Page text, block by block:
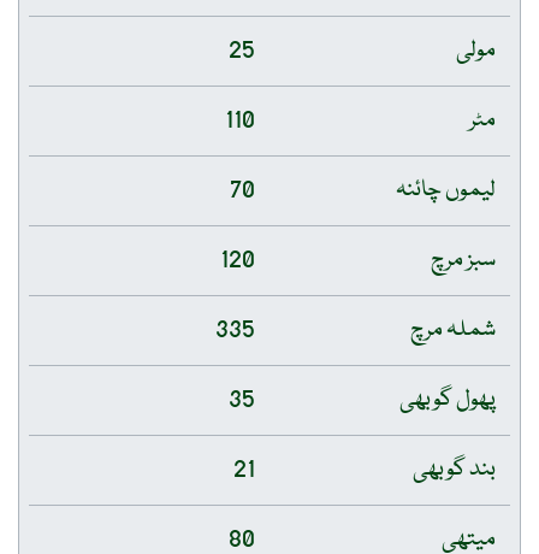
مولی
25
مٹر
110
لیموں چائنہ
70
سبز مرچ
120
شملہ مرچ
335
پھول گوبھی
35
بند گوبھی
21
میتھی
80